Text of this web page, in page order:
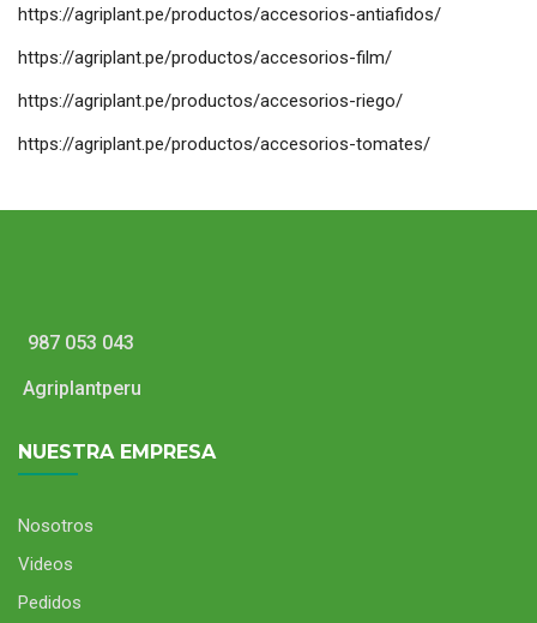
https://agriplant.pe/productos/accesorios-antiafidos/
https://agriplant.pe/productos/accesorios-film/
https://agriplant.pe/productos/accesorios-riego/
https://agriplant.pe/productos/accesorios-tomates/
987 053 043
Agriplantperu
NUESTRA EMPRESA
Nosotros
Videos
Pedidos